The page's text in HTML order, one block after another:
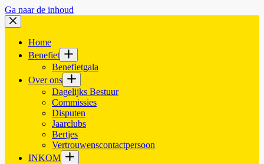
Ga naar de inhoud
Home
Benefiet
Benefietgala
Over ons
Dagelijks Bestuur
Commissies
Disputen
Jaarclubs
Bertjes
Vertrouwenscontactpersoon
INKOM